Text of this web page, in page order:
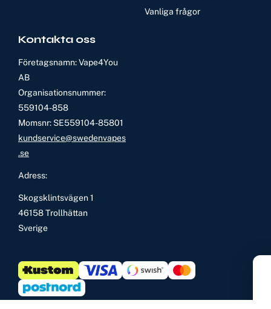
Vanliga frågor
Kontakta oss
Företagsnamn: Vape4You
AB
Organisationsnummer:
559104-858
Momsnr: SE559104-85801
kundservice@swedenvapes
.se
Adress:
Skogsklintsvägen 1
46158 Trollhättan
Sverige